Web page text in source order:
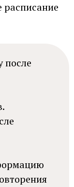
расписание
после